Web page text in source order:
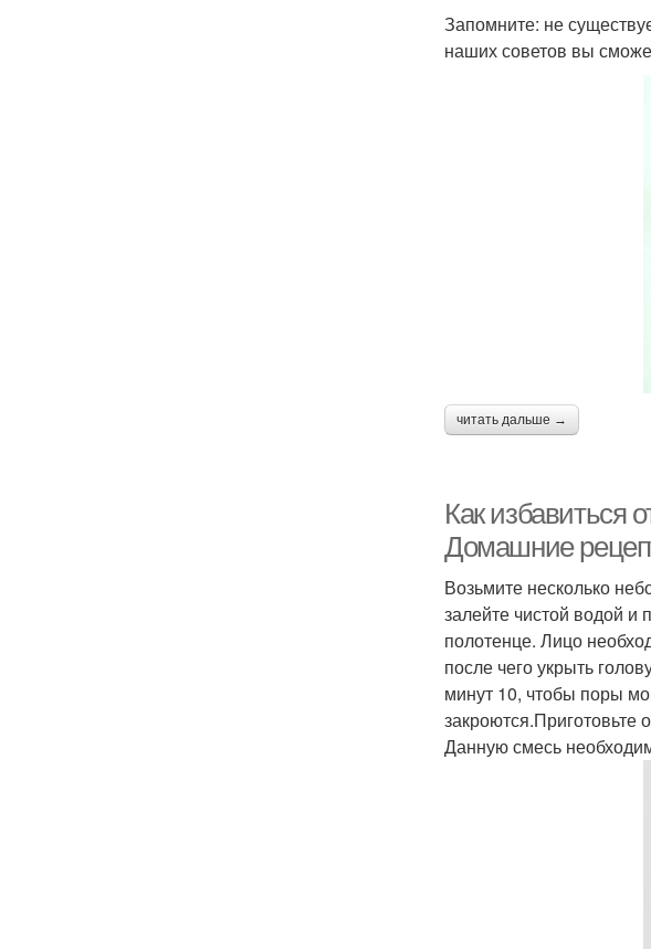
Запомните: не
наших советов вы
читать дальше →
Как избавиться
Домашние
Возьмите несколько
залейте чистой водой и
полотенце. Лицо
после чего укрыть
минут 10, чтобы поры
закроются.Приготовьте
Данную смесь